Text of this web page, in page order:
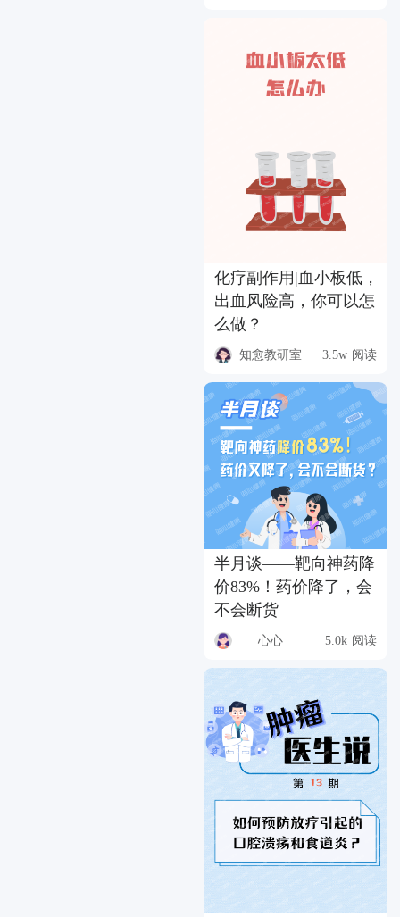
化疗副作用|血小板低，
出血风险高，你可以怎
么做？
知愈教研室 3.5w 阅读
半月谈——靶向神药降
价83%！药价降了，会
不会断货
心心 5.0k 阅读